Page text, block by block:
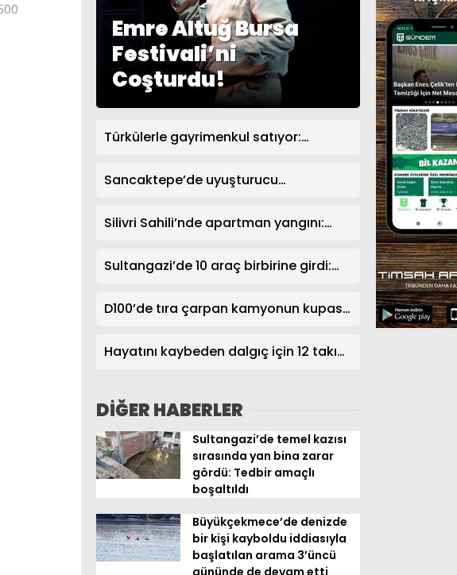
Emre Altuğ Bursa
Festivali’ni
Coşturdu!
Türkülerle gayrimenkul satıyor:
pazarlama yöntemi ilgi görüyor
Sancaktepe’de uyuşturucu
ele geçirildi
Silivri Sahili’nde apartman yangını:
kurtarıldı
Sultangazi’de 10 araç birbirine girdi:
görüntülendi
D100’de tıra çarpan kamyonun kupası
Hayatını kaybeden dalgıç için 12 takım
DİĞER HABERLER
Sultangazi’de temel kazısı
sırasında yan bina zarar
gördü: Tedbir amaçlı
boşaltıldı
Büyükçekmece’de denizde
bir kişi kayboldu iddiasıyla
başlatılan arama 3’üncü
gününde de devam etti